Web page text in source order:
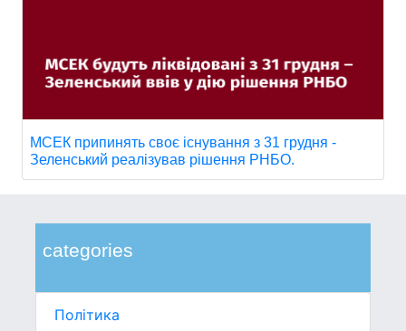
categories
Політика
МСЕК припинять своє існування з 31 грудня -
Зеленський реалізував рішення РНБО.